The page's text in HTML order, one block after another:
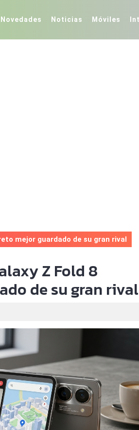
Novedades Noticias Móviles
mejor guardado de su gran rival
Z Fold 8
de su gran rival